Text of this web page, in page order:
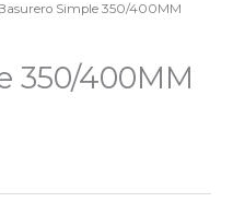
Simple 350/400MM
350/400MM